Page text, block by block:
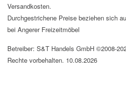
Versandkosten.
Durchgestrichene Preise beziehen sich
bei Angerer Freizeitmöbel
Betreiber: S&T Handels GmbH ©2008-
Rechte vorbehalten. 10.08.2026